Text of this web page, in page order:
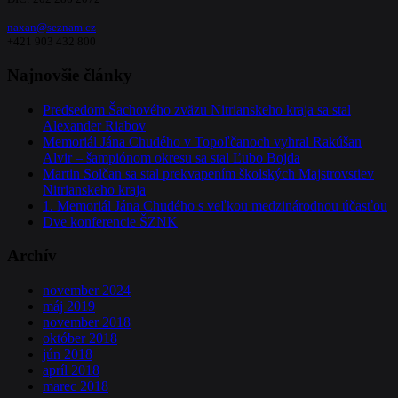
naxan@seznam.cz
+421 903 432 800
Najnovšie články
Predsedom Šachového zväzu Nitrianskeho kraja sa stal
Alexander Riabov
Memoriál Jána Chudého v Topoľčanoch vyhral Rakúšan
Alvir – šampiónom okresu sa stal Ľubo Bojda
Martin Solčan sa stal prekvapením školských Majstrovstiev
Nitrianskeho kraja
1. Memoriál Jána Chudého s veľkou medzinárodnou účasťou
Dve konferencie ŠZNK
Archív
november 2024
máj 2019
november 2018
október 2018
jún 2018
apríl 2018
marec 2018